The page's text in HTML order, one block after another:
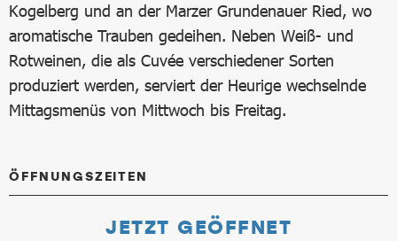
Kogelberg und an der Marzer Grundenauer Ried, wo
aromatische Trauben gedeihen. Neben Weiß- und
Rotweinen, die als Cuvée verschiedener Sorten
produziert werden, serviert der Heurige wechselnde
Mittagsmenüs von Mittwoch bis Freitag.
ÖFFNUNGSZEITEN
JETZT GEÖFFNET